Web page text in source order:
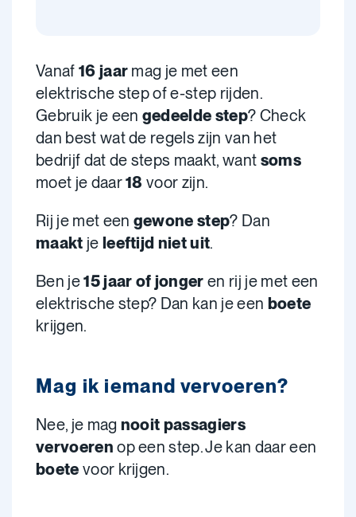
Vanaf 16 jaar mag je met een
elektrische step of e-step rijden.
Gebruik je een gedeelde step? Check
dan best wat de regels zijn van het
bedrijf dat de steps maakt, want soms
moet je daar18voor zijn.
Rij je met een gewone step? Dan
maakt je leeftijd niet uit.
Ben je15 jaar of jonger en rij je met een
elektrische step? Dan kan je een boete
krijgen.
Mag ik iemand vervoeren?
Nee, je mag nooit passagiers
vervoeren op een step. Je kan daar een
boete voor krijgen.